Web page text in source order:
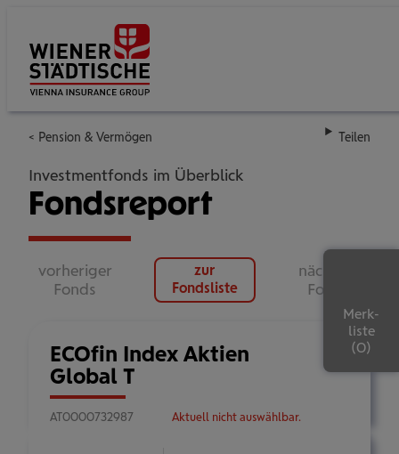
Pension & Vermögen Teilen
Investmentfonds im Überblick
Fondsreport
ECOfin Index Aktien
Global T
AT0000732987 Aktuell nicht auswählbar.
vorheriger
Fonds
zur
Fondsliste
nächster
Fonds
Merk-
liste